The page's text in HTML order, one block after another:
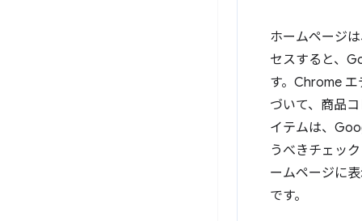
ホームページ
セスすると、
す。Chrome
づいて、商品
イテムは、
うべきチェッ
ームページに
です。